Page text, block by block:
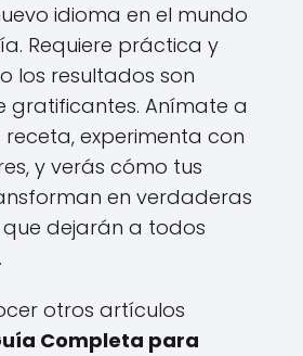
idioma en el mundo
Requiere práctica y
los resultados son
gratificantes. Anímate a
experimenta con
y verás cómo tus
en verdaderas
dejarán a todos
otros artículos
Completa para